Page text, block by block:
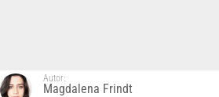
Autor:
Magdalena Frindt